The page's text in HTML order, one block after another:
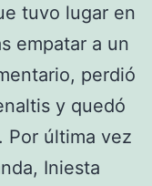
tuvo lugar en
empatar a un
perdió
y quedó
Por última vez
Iniesta